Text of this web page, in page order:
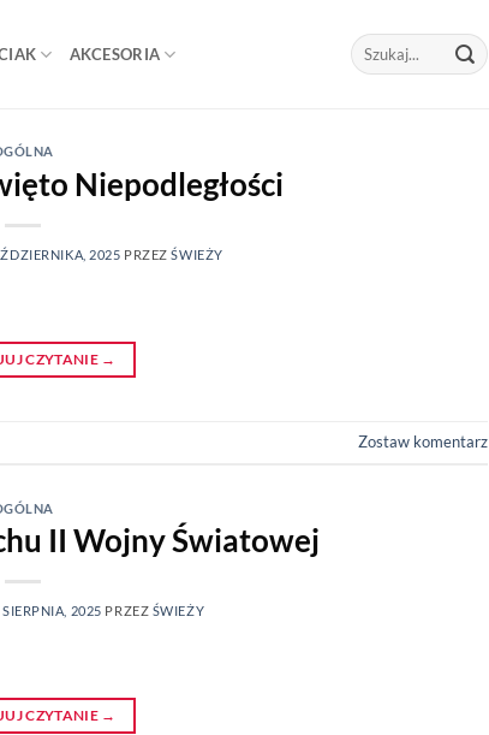
AKCESORIA
Szukaj:
Niepodległości
2025 PRZEZŚWIEŻY
CZYTANIE →
Zostaw komentarz
II Wojny Światowej
SIERPNIA, 2025 PRZEZ ŚWIEŻY
CZYTANIE →